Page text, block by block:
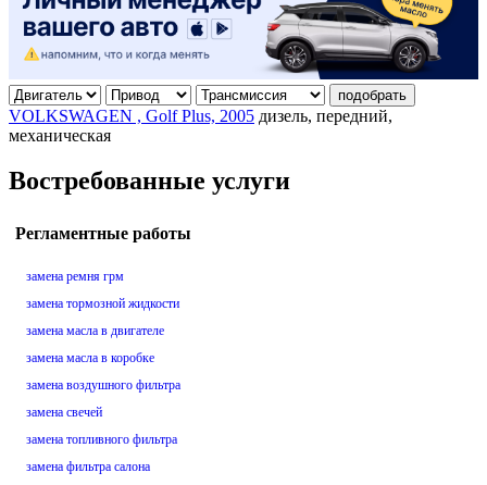
подобрать
VOLKSWAGEN , Golf Plus, 2005 дизель, передний,
механическая
Востребованные услуги
Регламентные работы
замена ремня грм
замена тормозной жидкости
замена масла в двигателе
замена масла в коробке
замена воздушного фильтра
замена свечей
замена топливного фильтра
замена фильтра салона